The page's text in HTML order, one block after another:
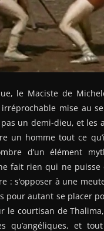
le Maciste de
mise au
un demi-dieu, et les
un homme tout ce
d’un élément
fait rien qui ne puisse
: s’opposer à une
pour autant se placer
le courtisan de
et